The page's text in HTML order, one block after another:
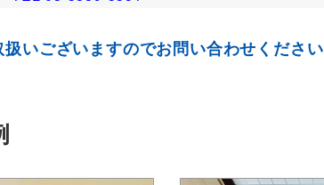
いございますのでお問い合わせください